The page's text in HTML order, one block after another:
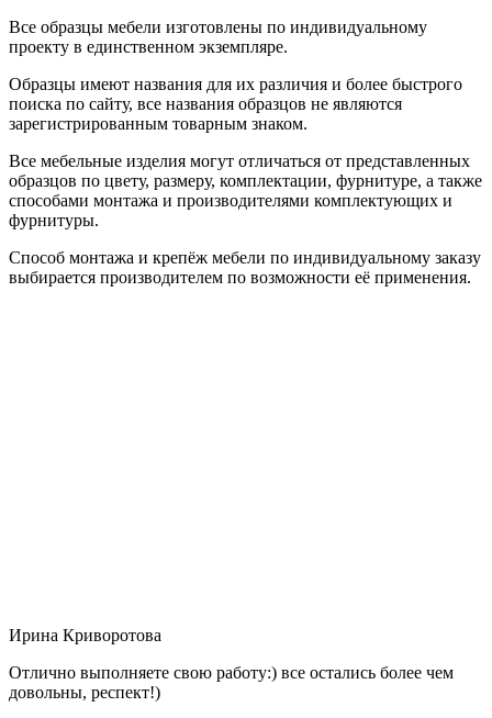
Все образцы мебели изготовлены по индивидуальному
проекту в единственном экземпляре.
Образцы имеют названия для их различия и более быстрого
поиска по сайту, все названия образцов не являются
зарегистрированным товарным знаком.
Все мебельные изделия могут отличаться от представленных
образцов по цвету, размеру, комплектации, фурнитуре, а также
способами монтажа и производителями комплектующих и
фурнитуры.
Способ монтажа и крепёж мебели по индивидуальному заказу
выбирается производителем по возможности её применения.
Ирина Криворотова
Отлично выполняете свою работу:) все остались более чем
довольны, респект!)